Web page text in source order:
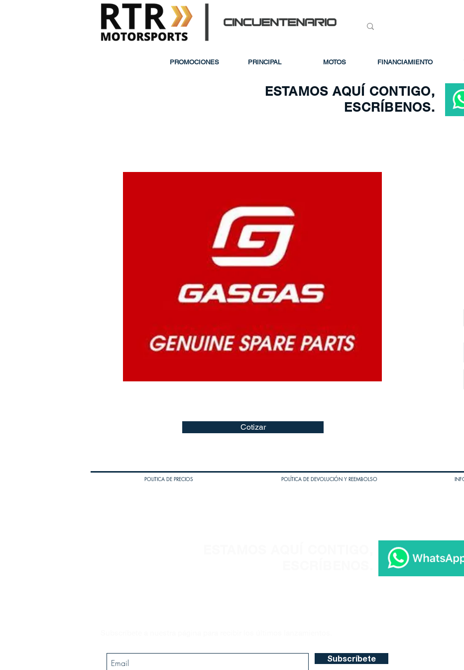
PROMOCIONES PRINCIPAL MOTOS FINANCIAMIENTO
ESTAMOS AQUÍ CONTIGO,
ESCRÍBENOS.
Cotizar
POLITICA DE PRECIOS POLÍTICA DE DEVOLUCIÓN Y REEMBOLSO
Subscríbete